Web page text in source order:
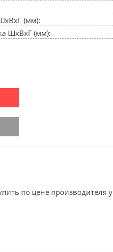
(мм):
ШхВхГ (мм):
по цене производителя у